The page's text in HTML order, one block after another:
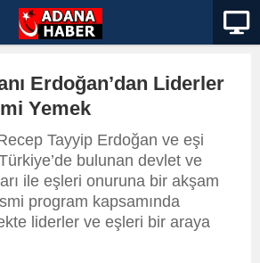
Erdoğan’dan Liderler
Yemek
Tayyip Erdoğan ve eşi
bulunan devlet ve
ile eşleri onuruna bir akşam
program kapsamında
liderler ve eşleri bir araya